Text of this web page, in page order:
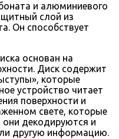
и алюминиевого
слой из
Он способствует
основан на
Диск содержит
которые
устройство читает
поверхности и
свете, которые
декодируются и
другую информацию.